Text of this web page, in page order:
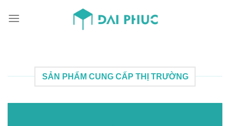
SẢN PHẨM CUNG CẤP THỊ TRƯỜNG